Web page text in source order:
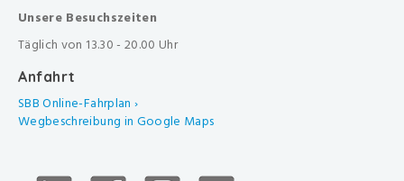
Unsere Besuchszeiten
Täglich von 13.30 - 20.00 Uhr
Anfahrt
SBB Online-Fahrplan ›
Wegbeschreibung in Google Maps